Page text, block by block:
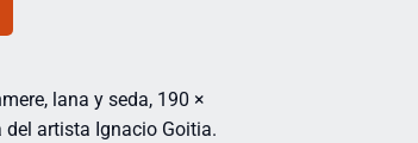
lana y seda, 190 ×
artista Ignacio Goitia.